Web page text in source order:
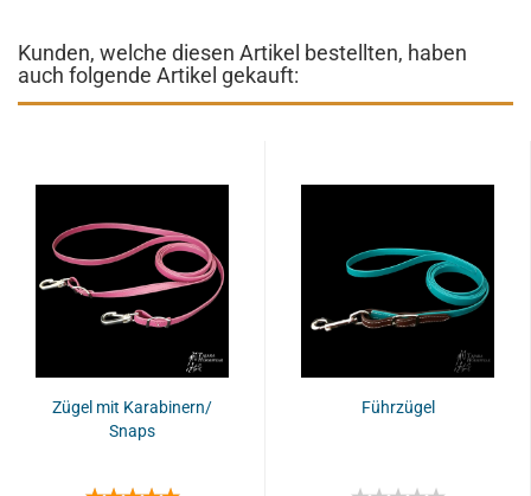
Kunden, welche diesen Artikel bestellten, haben
auch folgende Artikel gekauft:
Zügel mit Karabinern/
Snaps
Führzügel